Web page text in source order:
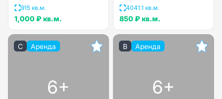
915 кв.м.
1,000 ₽ кв.м.
4041.1 кв.м.
850 ₽ кв.м.
C Аренда
6+
B Аренда
6+